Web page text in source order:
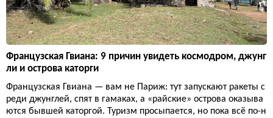
Французская Гвиана: 9 причин увидеть космодром, джунг
ли и острова каторги
Французская Гвиана — вам не Париж: тут запускают ракеты с
реди джунглей, спят в гамаках, а «райские» острова оказыва
ются бывшей каторгой. Туризм просыпается, но пока всё по-н